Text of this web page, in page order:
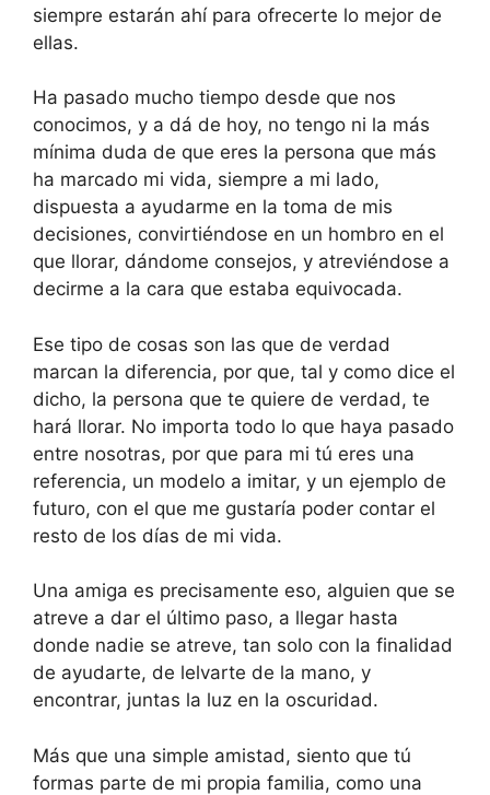
siempre estarán ahí para ofrecerte lo mejor de
ellas.
Ha pasado mucho tiempo desde que nos
conocimos, y a dá de hoy, no tengo ni la más
mínima duda de que eres la persona que más
ha marcado mi vida, siempre a mi lado,
dispuesta a ayudarme en la toma de mis
decisiones, convirtiéndose en un hombro en el
que llorar, dándome consejos, y atreviéndose a
decirme a la cara que estaba equivocada.
Ese tipo de cosas son las que de verdad
marcan la diferencia, por que, tal y como dice el
dicho, la persona que te quiere de verdad, te
hará llorar. No importa todo lo que haya pasado
entre nosotras, por que para mi tú eres una
referencia, un modelo a imitar, y un ejemplo de
futuro, con el que me gustaría poder contar el
resto de los días de mi vida.
Una amiga es precisamente eso, alguien que se
atreve a dar el último paso, a llegar hasta
donde nadie se atreve, tan solo con la finalidad
de ayudarte, de lelvarte de la mano, y
encontrar, juntas la luz en la oscuridad.
Más que una simple amistad, siento que tú
formas parte de mi propia familia, como una